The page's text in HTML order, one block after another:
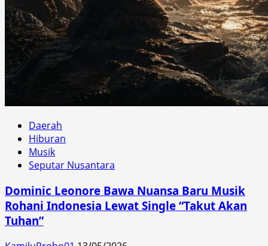
Daerah
Hiburan
Musik
Seputar Nusantara
Dominic Leonore Bawa Nuansa Baru Musik
Rohani Indonesia Lewat Single “Takut Akan
Tuhan”